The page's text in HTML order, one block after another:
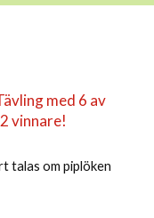
med 6 av
vinnare!
talas om piplöken